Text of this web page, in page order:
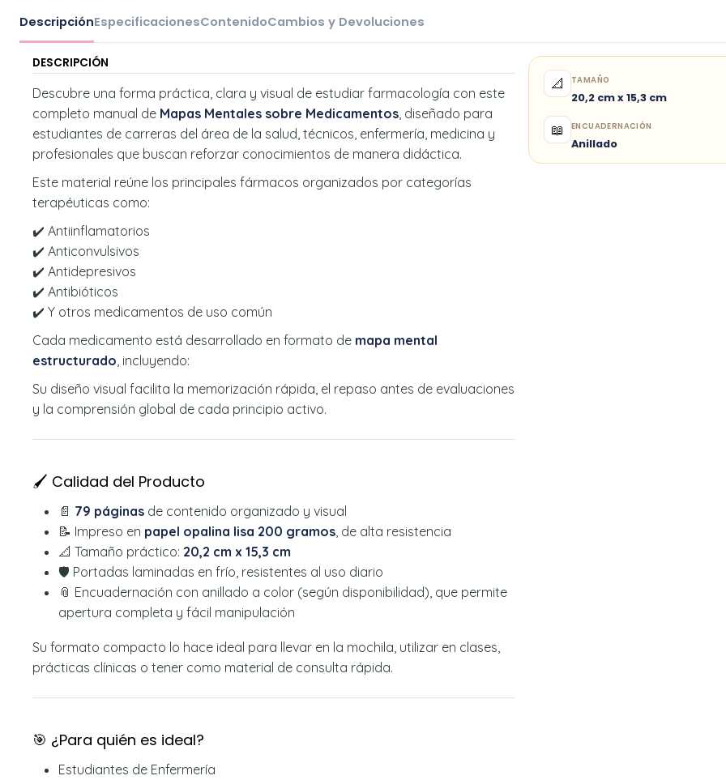
DescripciónEspecificacionesContenidoCambios y Devoluciones
DESCRIPCIÓN
Descubre una forma práctica, clara y visual de estudiar farmacología con este
completo manual de Mapas Mentales sobre Medicamentos , diseñado para
estudiantes de carreras del área de la salud, técnicos, enfermería, medicina y
profesionales que buscan reforzar conocimientos de manera didáctica.
Este material reúne los principales fármacos organizados por categorías
terapéuticas como:
✔️ Antiinflamatorios
✔️ Anticonvulsivos
✔️ Antidepresivos
✔️ Antibióticos
✔️ Y otros medicamentos de uso común
Cada medicamento está desarrollado en formato de mapa mental
estructurado , incluyendo:
Su diseño visual facilita la memorización rápida, el repaso antes de evaluaciones
y la comprensión global de cada principio activo.
🖌️ Calidad del Producto
📄 79 páginas de contenido organizado y visual
📝 Impreso en papel opalina lisa 200 gramos , de alta resistencia
📐 Tamaño práctico: 20,2 cm x 15,3 cm
🛡️ Portadas laminadas en frío, resistentes al uso diario
📎 Encuadernación con anillado a color (según disponibilidad), que permite
apertura completa y fácil manipulación
Su formato compacto lo hace ideal para llevar en la mochila, utilizar en clases,
prácticas clínicas o tener como material de consulta rápida.
🎯 ¿Para quién es ideal?
Estudiantes de Enfermería
📐 TAMAÑO
20,2 cm x 15,3 cm
📖 ENCUADERNACIÓN
Anillado